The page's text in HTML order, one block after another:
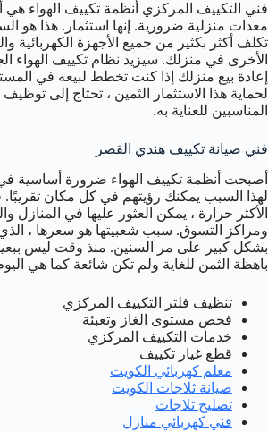
فني التكييف المركزي أنظمة تكييف الهواء
معدات منزلية ضرورية. إنها استثمار. هذا هو
تكلف أكثر بكثير من جميع الأجهزة الكهربائية
الأخرى في منزلك. سيزيد نظام تكييف الهواء
إعادة بيع منزلك إذا كنت تخطط لبيعه في
لحماية هذا الاستثمار الثمين ، تحتاج إلى
المناسبين للعناية به.
فني صيانة تكييف هندي القصر
أصبحت أنظمة تكييف الهواء ضرورة أساسية
لهذا السبب يمكنك رؤيتهم في كل مكان
الأكثر حرارة ، يمكن العثور عليها في المنازل
ومراكز التسوق. سبب شعبيتها هو سعرها ،
بشكل كبير على مر السنين. منذ وقت ليس
باهظة الثمن للغاية ولم تكن شائعة كما هي
تنظيف فلتر التكييف المركزي
فحص مستوى الغاز وتعبئة
خدمات التكييف المركزي
قطع غيار تكييف
معلم كهربائي الكويت
صيانة ثلاجات الكويت
تصليح ثلاجات
فني كهربائي منازل